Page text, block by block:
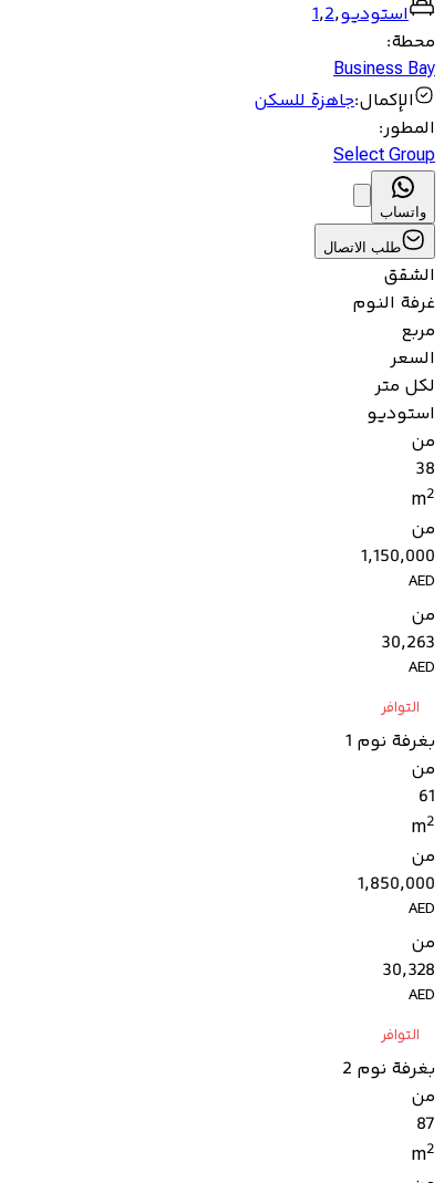
استوديو,
1,2
محطة:
Business Bay
الإكمال:جاهزة للسكن
المطور:
Select Group
واتساب
طلب الاتصال
الشقق
غرفة النوم
مربع
السعر
لكل متر
استوديو
من
38
m2
من
1,150,000
AED
من
30,263
AED
التوافر
بغرفة نوم 1
من
61
m2
من
1,850,000
AED
من
30,328
AED
التوافر
بغرفة نوم 2
من
87
m2